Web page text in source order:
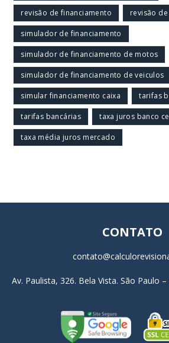
revisão de financiamento revisão
simulador de financiamento
simulador de financiamento de motos
simulador de financiamento de veiculos
simular financiamento caixa tarifas
tarifas bancárias taxa juros banco
taxa média juros mercado
CONTATO
Av. Paulista, 326. Bela Vista. São Paulo